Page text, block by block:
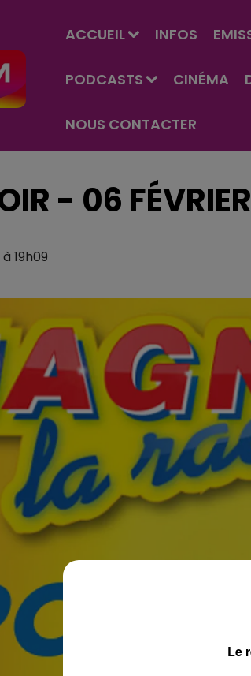
ACCUEIL INFOS
PODCASTS CINÉMA
NOUS CONTACTER
- 06 FÉVRIER
19h09
Le